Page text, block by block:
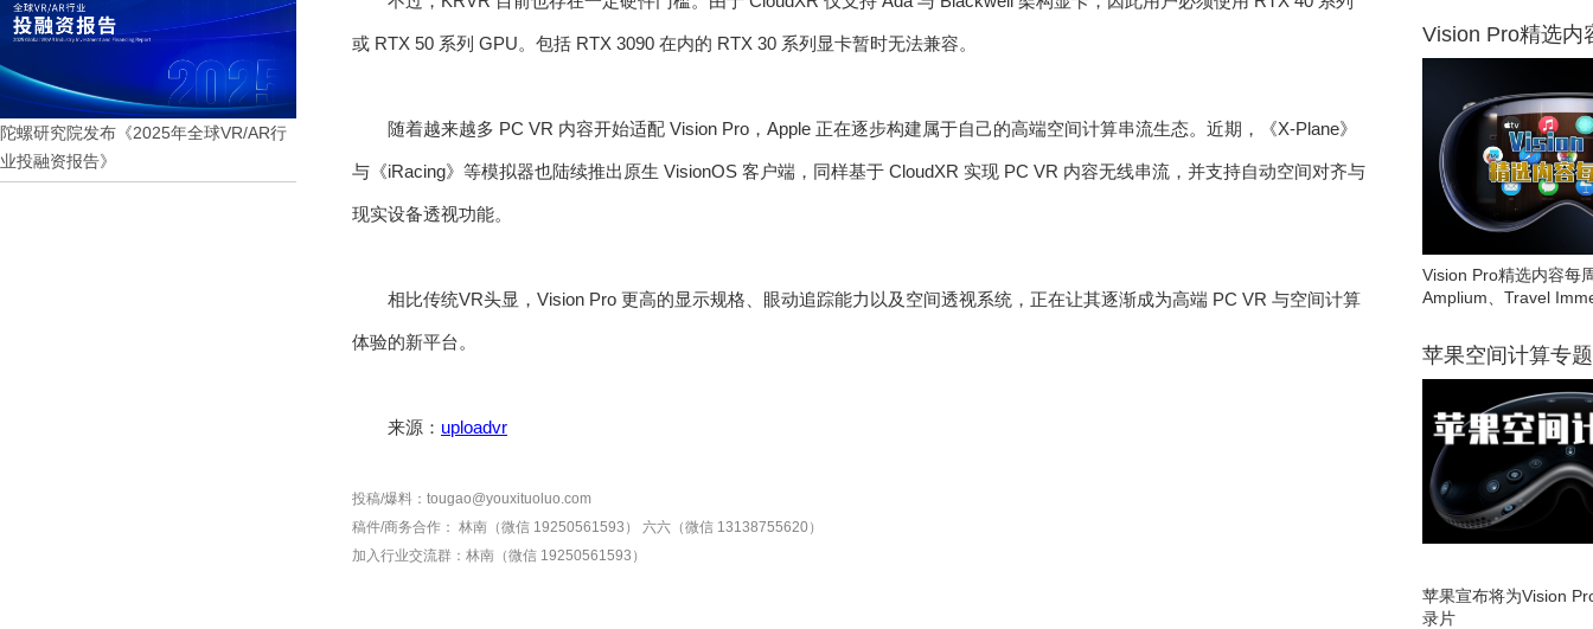
陀螺研究院发布《2025年全球VR/AR行
业投融资报告》
或 RTX 50 系列 GPU。包括 RTX 3090 在内的 RTX 30 系列显卡暂时无法兼容。
随着越来越多 PC VR 内容开始适配 Vision Pro，Apple 正在逐步构建属于自己的高端空间计算串流生态。近期，《X-Plane》
与《iRacing》等模拟器也陆续推出原生 VisionOS 客户端，同样基于 CloudXR 实现 PC VR 内容无线串流，并支持自动空间对齐与
现实设备透视功能。
相比传统VR头显，Vision Pro 更高的显示规格、眼动追踪能力以及空间透视系统，正在让其逐渐成为高端 PC VR 与空间计算
体验的新平台。
来源： uploadvr
投稿/爆料：tougao@youxituoluo.com
稿件/商务合作： 林南（微信 19250561593）
六六（微信 13138755620）
加入行业交流群： 林南（微信 19250561593）
Vision Pro精选内
Vision Pro精选内容每
Amplium、Travel
苹果空间计算专题
苹果宣布将为Vision
录片